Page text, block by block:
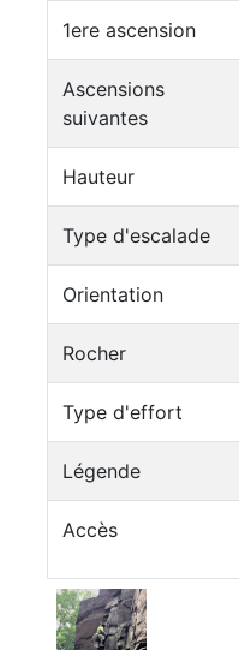
1ere ascension
Ascensions
suivantes
Hauteur
Type d'escalade
Orientation
Rocher
Type d'effort
Légende
Accès